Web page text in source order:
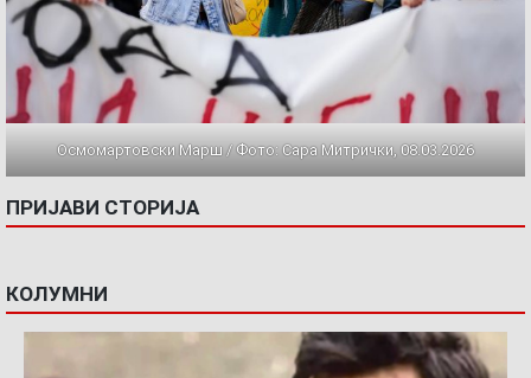
Осмомартовски Марш / Фото: Сара Митрички, 08.03.2026
ПРИЈАВИ СТОРИЈА
КОЛУМНИ